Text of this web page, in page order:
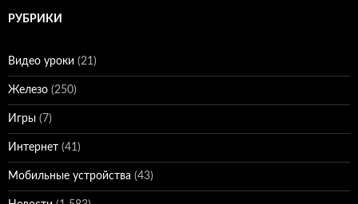
РУБРИКИ
Видео уроки (21)
Железо (250)
Игры (7)
Интернет (41)
Мобильные устройства (43)